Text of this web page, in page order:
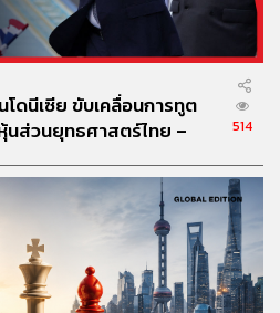
ดนีเซีย ขับเคลื่อนการทูต
นส่วนยุทธศาสตร์ไทย –
514